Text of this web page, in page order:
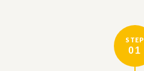
STEP
01